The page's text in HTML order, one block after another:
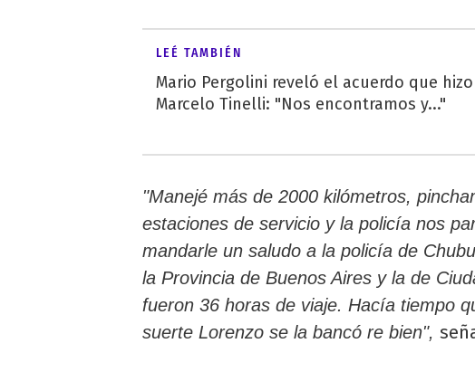
LEÉ TAMBIÉN
Mario Pergolini reveló el acuerdo que
Marcelo Tinelli: "Nos encontramos y..."
"Manejé más de 2000 kilómetros,
estaciones de servicio y la policía nos
mandarle un saludo a la policía de
la Provincia de Buenos Aires y la de
fueron 36 horas de viaje. Hacía tiempo
suerte Lorenzo se la bancó re bien",